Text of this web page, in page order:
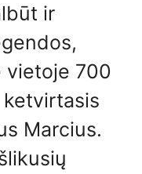
ir
vietoje 700
Marcius.